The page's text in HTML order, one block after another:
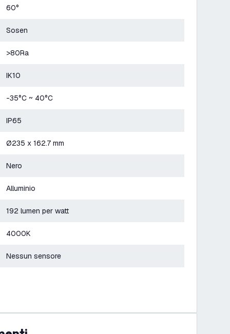
60°
Sosen
>80Ra
IK10
-35°C ~ 40°C
IP65
Ø235 x 162.7 mm
Nero
Alluminio
192 lumen per watt
4000K
Nessun sensore